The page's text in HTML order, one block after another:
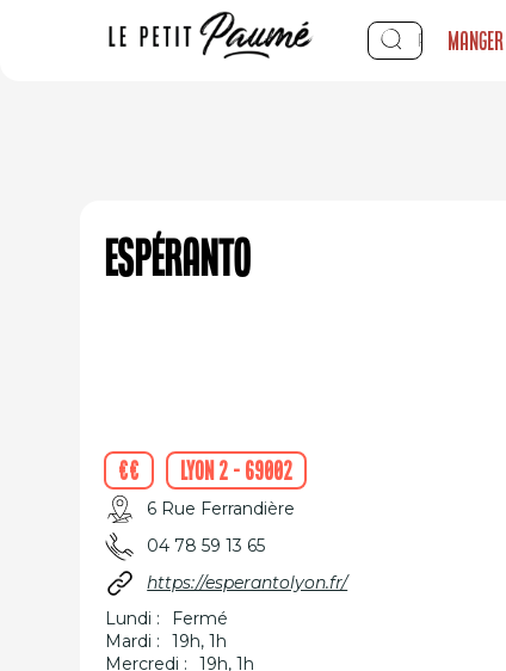
Manger
Espéranto
€€ Lyon 2 - 69002
6 Rue Ferrandière
04 78 59 13 65
https://esperantolyon.fr/
Lundi :
Fermé
Mardi :
19h, 1h
Mercredi :
19h, 1h